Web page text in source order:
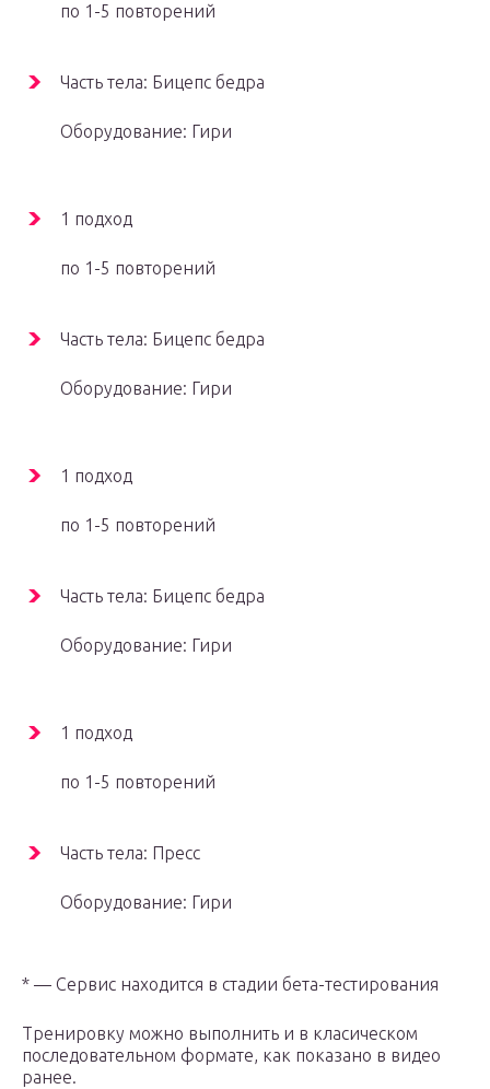
по 1-5 повторений
Часть тела: Бицепс бедра
Оборудование: Гири
1 подход
по 1-5 повторений
Часть тела: Бицепс бедра
Оборудование: Гири
1 подход
по 1-5 повторений
Часть тела: Бицепс бедра
Оборудование: Гири
1 подход
по 1-5 повторений
Часть тела: Пресс
Оборудование: Гири
* — Сервис находится в стадии бета-тестирования
Тренировку можно выполнить и в класическом
последовательном формате, как показано в видео
ранее.